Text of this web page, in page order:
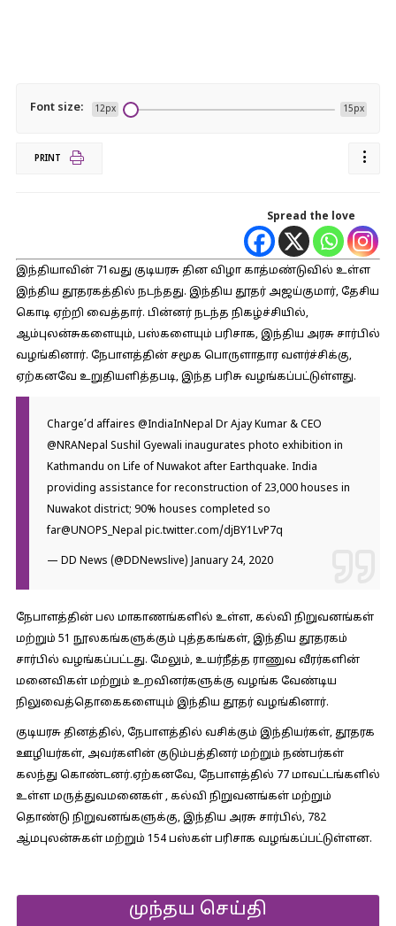
Font size: 12px 15px
PRINT
Spread the love
இந்தியாவின் 71வது குடியரசு தின விழா காத்மண்டுவில் உள்ள
இந்திய தூதரகத்தில் நடந்தது. இந்திய தூதர் அஜய்குமார், தேசிய
கொடி ஏற்றி வைத்தார். பின்னர் நடந்த நிகழ்ச்சியில்,
ஆம்புலன்சுகளையும், பஸ்களையும் பரிசாக, இந்திய அரசு சார்பில்
வழங்கினார். நேபாளத்தின் சமூக பொருளாதார வளர்ச்சிக்கு,
ஏற்கனவே உறுதியளித்தபடி, இந்த பரிசு வழங்கப்பட்டுள்ளது.
Charge’d affaires @IndiaInNepal Dr Ajay Kumar & CEO
@NRANepal Sushil Gyewali inaugurates photo exhibition in
Kathmandu on Life of Nuwakot after Earthquake. India
providing assistance for reconstruction of 23,000 houses in
Nuwakot district; 90% houses completed so
far@UNOPS_Nepal pic.twitter.com/djBY1LvP7q
— DD News (@DDNewslive) January 24, 2020
நேபாளத்தின் பல மாகாணங்களில் உள்ள, கல்வி நிறுவனங்கள்
மற்றும் 51 நூலகங்களுக்கும் புத்தகங்கள், இந்திய தூதரகம்
சார்பில் வழங்கப்பட்டது. மேலும், உயர்நீத்த ராணுவ வீரர்களின்
மனைவிகள் மற்றும் உறவினர்களுக்கு வழங்க வேண்டிய
நிலுவைத்தொகைகளையும் இந்திய தூதர் வழங்கினார்.
குடியரசு தினத்தில், நேபாளத்தில் வசிக்கும் இந்தியர்கள், தூதரக
ஊழியர்கள், அவர்களின் குடும்பத்தினர் மற்றும் நண்பர்கள்
கலந்து கொண்டனர்.ஏற்கனவே, நேபாளத்தில் 77 மாவட்டங்களில்
உள்ள மருத்துவமனைகள் , கல்வி நிறுவனங்கள் மற்றும்
தொண்டு நிறுவனங்களுக்கு, இந்திய அரசு சார்பில், 782
ஆ்மபுலன்சுகள் மற்றும் 154 பஸ்கள் பரிசாக வழங்கப்பட்டுள்ளன.
முந்தய செய்தி